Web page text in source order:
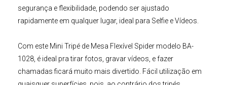
segurança e flexibilidade, podendo ser ajustado
rapidamente em qualquer lugar, ideal para Selfie e Vídeos.
Com este Mini Tripé de Mesa Flexível Spider modelo BA-
1028, é ideal pra tirar fotos, gravar vídeos, e fazer
chamadas ficará muito mais divertido. Fácil utilização em